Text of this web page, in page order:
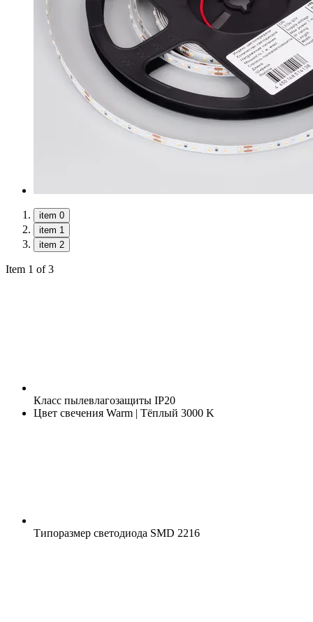
item 0
item 1
item 2
Item 1 of 3
Класс пылевлагозащиты IP20
Цвет свечения Warm | Тёплый 3000 K
Типоразмер светодиода SMD 2216